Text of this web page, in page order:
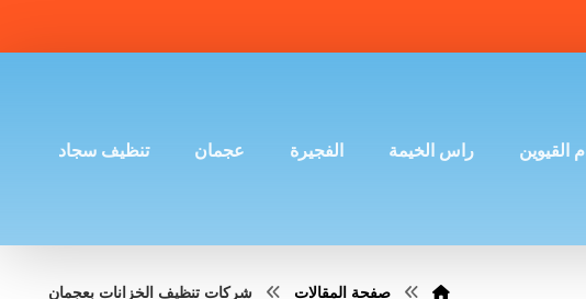
ام القيوين راس الخيمة الفجيرة عجمان تنظيف سجاد
صفحة المقالات شركات تنظيف الخزانات بعجمان